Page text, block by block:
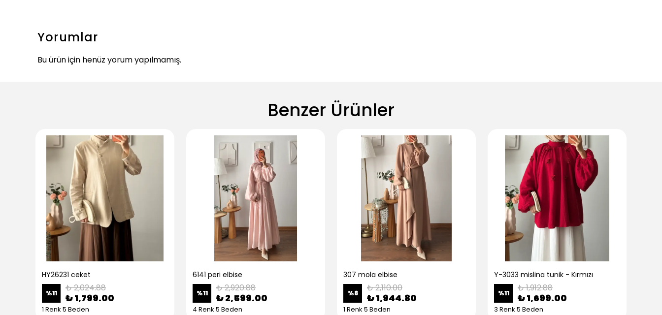
Yorumlar
Bu ürün için henüz yorum yapılmamış.
Benzer Ürünler
HY26231 ceket
%11 ₺ 2,024.88
₺ 1,799.00
1 Renk 5 Beden
6141 peri elbise
%11 ₺ 2,920.88
₺ 2,599.00
4 Renk 5 Beden
307 mola elbise
%8 ₺ 2,110.00
₺ 1,944.80
1 Renk 5 Beden
Y-3033 mislina tunik - Kırmızı
%11 ₺ 1,912.88
₺ 1,699.00
3 Renk 5 Beden